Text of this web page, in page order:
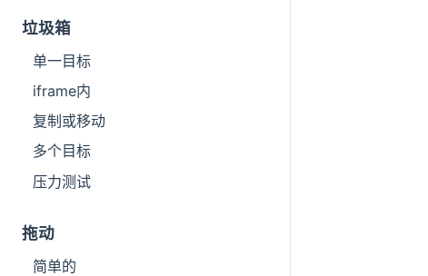
垃圾箱
单一目标
iframe内
复制或移动
多个目标
压力测试
拖动
简单的